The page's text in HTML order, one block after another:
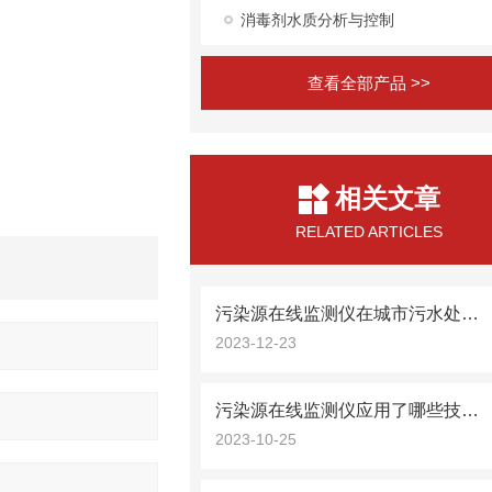
消毒剂水质分析与控制
查看全部产品 >>
相关文章
RELATED ARTICLES
污染源在线监测仪在城市污水处理中的应用
2023-12-23
污染源在线监测仪应用了哪些技术？
2023-10-25